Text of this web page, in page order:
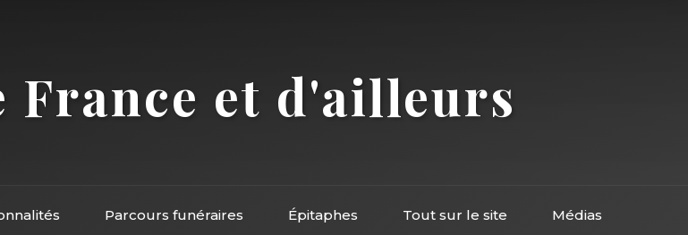
France et d'ailleurs
Parcours funéraires Épitaphes Tout sur le site Médias